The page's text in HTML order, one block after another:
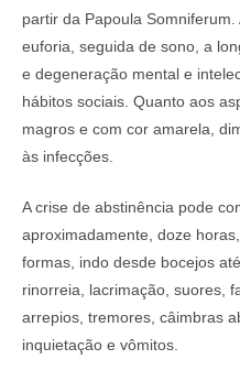
partir da Papoula
euforia, seguida de sono, a
e degeneração mental e
hábitos sociais. Quanto aos
magros e com cor amarela,
às infecções.
A crise de abstinência pode
aproximadamente, doze
formas, indo desde bocejos
rinorreia, lacrimação, suores,
arrepios, tremores, câimbras
inquietação e vômitos.